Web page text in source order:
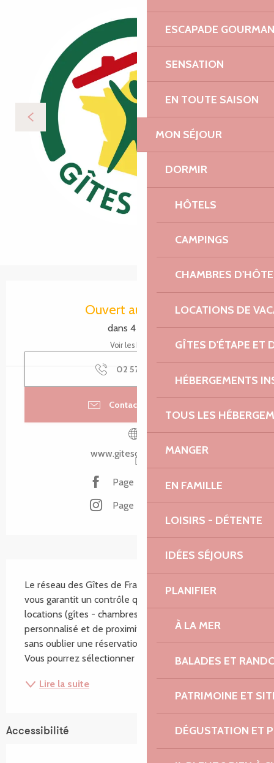
ESCAPADE
SENSATION
EN TOUTE SAISON
MON SÉJOUR
DORMIR
HÔTELS
CAMPINGS
CHAMBRES
LOCATIONS DE
GÎTES D'ÉTAPE ET
HÉBERGEMENTS
TOUS LES
MANGER
EN FAMILLE
LOISIRS - DÉTENTE
IDÉES SÉJOURS
PLANIFIER
À LA MER
BALADES ET
PATRIMOINE ET
DÉGUSTATION ET
Ouvert aujourd'hui
dans 4 heures
Voir les horaires
02 57 18 00
Contacter par email
www.gitesdarmor.com
Page Facebook
Page Instagram
Le réseau des Gîtes de France des Côtes d'Armor
vous garantit un contrôle qualité de toutes nos
locations (gîtes - chambres d'hôtes), un accueil
personnalisé et de proximité, un suivi des avis clients
sans oublier une réservation en ligne 24h/24h et 7j/7j
Vous pourrez sélectionner parmi nos 2 000...
Lire la suite
Accessibilité